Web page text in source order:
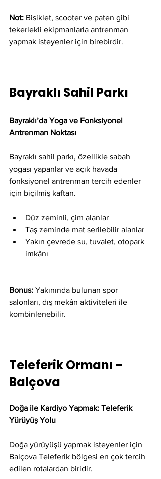
Not: Bisiklet, scooter ve paten gibi
tekerlekli ekipmanlarla antrenman
yapmak isteyenler için birebirdir.
Bayraklı Sahil Parkı
Bayraklı’da Yoga ve Fonksiyonel
Antrenman Noktası
Bayraklı sahil parkı, özellikle sabah
yogası yapanlar ve açık havada
fonksiyonel antrenman tercih edenler
için biçilmiş kaftan.
Düz zeminli, çim alanlar
Taş zeminde mat serilebilir alanlar
Yakın çevrede su, tuvalet, otopark
imkânı
Bonus: Yakınında bulunan spor
salonları, dış mekân aktiviteleri ile
kombinlenebilir.
Teleferik Ormanı –
Balçova
Doğa ile Kardiyo Yapmak: Teleferik
Yürüyüş Yolu
Doğa yürüyüşü yapmak isteyenler için
Balçova Teleferik bölgesi en çok tercih
edilen rotalardan biridir.